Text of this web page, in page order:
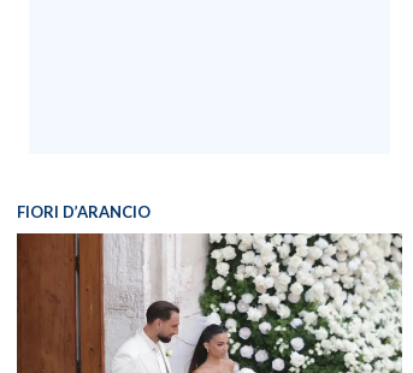
FIORI D’ARANCIO